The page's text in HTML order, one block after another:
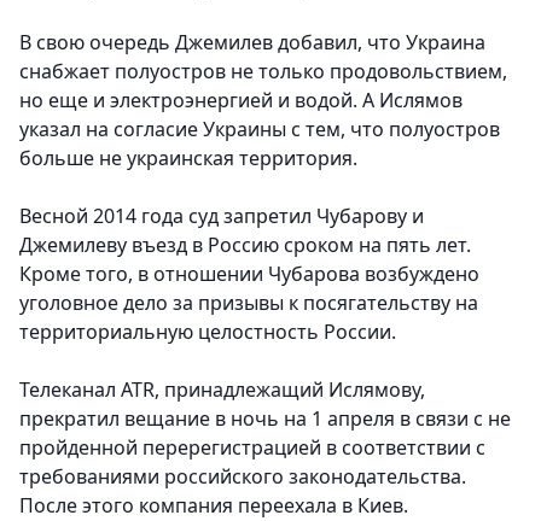
В свою очередь Джемилев добавил, что Украина
снабжает полуостров не только продовольствием,
но еще и электроэнергией и водой. А Ислямов
указал на согласие Украины с тем, что полуостров
больше не украинская территория.
Весной 2014 года суд запретил Чубарову и
Джемилеву въезд в Россию сроком на пять лет.
Кроме того, в отношении Чубарова возбуждено
уголовное дело за призывы к посягательству на
территориальную целостность России.
Телеканал ATR, принадлежащий Ислямову,
прекратил вещание в ночь на 1 апреля в связи с не
пройденной перерегистрацией в соответствии с
требованиями российского законодательства.
После этого компания переехала в Киев.